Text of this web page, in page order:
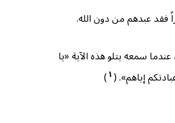
فقد عبدهم من دون الله.
سمعه يتلو هذه الآية «يا
إياهم». (١)